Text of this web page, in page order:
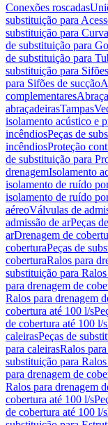
Conexões roscadas
substituição para
substituição para
de substituição para
de substituição para
substituição para
para Sifões de sucção
complementares
abraçadeirasTampas
isolamento acústico e
incêndiosPeças de
incêndiosProteção
de substituição para
drenagemIsolamento
isolamento de ruído
isolamento de ruído
aéreoVálvulas de
admissão de arPeças
arDrenagem de
coberturaPeças de
coberturaRalos para
substituição para
para drenagem de
Ralos para drenagem
cobertura até 100 l/s
de cobertura até 100 l/s
caleirasPeças de
para caleirasRalos
substituição para
para drenagem de
Ralos para drenagem
cobertura até 100 l/s
de cobertura até 100 l/s